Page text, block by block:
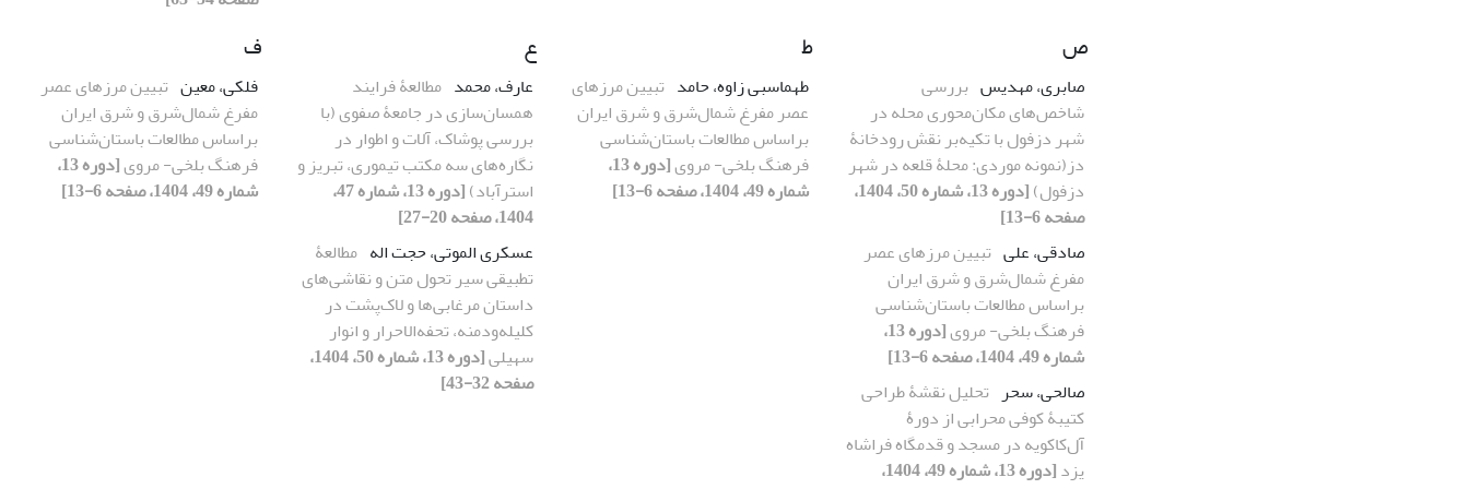
ص
صابری، مهدیس بررسی
شاخص‌های مکان‌محوری محله در
شهر دزفول با تکیه‌بر نقش رودخانۀ
دز(نمونه موردی: محلۀ قلعه در شهر
دزفول)
[دوره 13، شماره 50، 1404،
صفحه 6-13]
صادقی، علی تبیین مرزهای عصر
مفرغ شمال‌‌شرق و شرق ایران
براساس مطالعات باستان‌شناسی
فرهنگ بلخی- مروی
[دوره 13،
شماره 49، 1404، صفحه 6-13]
صالحی، سحر تحلیل نقشۀ طراحی
کتیبۀ کوفی محرابی از دورۀ
آل‌کاکویه در مسجد و قدمگاه فراشاه
یزد
[دوره 13، شماره 49، 1404،
ط
طهماسبی زاوه، حامد تبیین مرزهای
عصر مفرغ شمال‌‌شرق و شرق ایران
براساس مطالعات باستان‌شناسی
فرهنگ بلخی- مروی
[دوره 13،
شماره 49، 1404، صفحه 6-13]
ع
عارف، محمد مطالعۀ فرایند
همسان‌سازی در جامعۀ صفوی (با
بررسی پوشاک، آلات و اطوار در
نگاره‌های سه مکتب تیموری، تبریز و
استرآباد)
[دوره 13، شماره 47،
1404، صفحه 20-27]
عسکری الموتی، حجت اله مطالعۀ
تطبیقی سیر تحول متن و نقاشی‌های
داستان مرغابی‌ها و لاک‌پشت در
کلیله‌ودمنه، تحفه‌الاحرار و انوار
سهیلی
[دوره 13، شماره 50، 1404،
صفحه 32-43]
ف
فلکی، معین تبیین مرزهای عصر
مفرغ شمال‌‌شرق و شرق ایران
براساس مطالعات باستان‌شناسی
فرهنگ بلخی- مروی
[دوره 13،
شماره 49، 1404، صفحه 6-13]